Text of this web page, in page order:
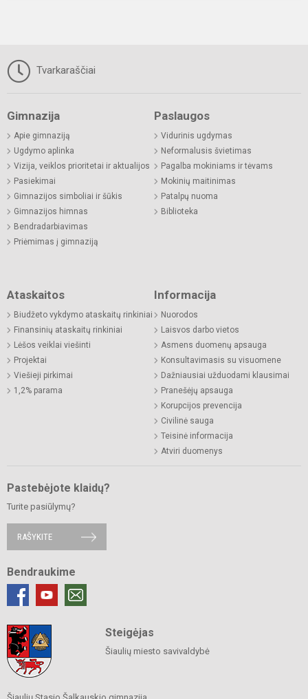
Tvarkaraščiai
Gimnazija
Apie gimnaziją
Ugdymo aplinka
Vizija, veiklos prioritetai ir aktualijos
Pasiekimai
Gimnazijos simboliai ir šūkis
Gimnazijos himnas
Bendradarbiavimas
Priėmimas į gimnaziją
Paslaugos
Vidurinis ugdymas
Neformalusis švietimas
Pagalba mokiniams ir tėvams
Mokinių maitinimas
Patalpų nuoma
Biblioteka
Ataskaitos
Biudžeto vykdymo ataskaitų rinkiniai
Finansinių ataskaitų rinkiniai
Lėšos veiklai viešinti
Projektai
Viešieji pirkimai
1,2% parama
Informacija
Nuorodos
Laisvos darbo vietos
Asmens duomenų apsauga
Konsultavimasis su visuomene
Dažniausiai užduodami klausimai
Pranešėjų apsauga
Korupcijos prevencija
Civilinė sauga
Teisinė informacija
Atviri duomenys
Pastebėjote klaidų?
Turite pasiūlymų?
RAŠYKITE
Bendraukime
Steigėjas
Šiaulių miesto savivaldybė